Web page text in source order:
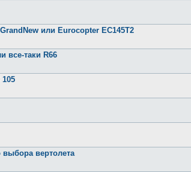
или Eurocopter EC145T2
все-таки R66
вертолета